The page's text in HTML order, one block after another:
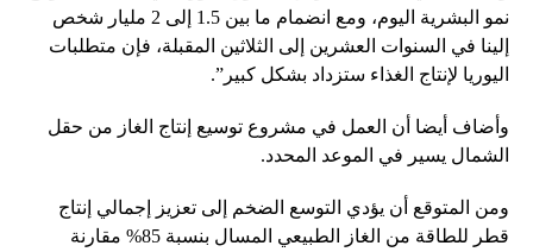
نمو البشرية اليوم، ومع انضمام ما بين 1.5 إلى 2 مليار شخص
إلينا في السنوات العشرين إلى الثلاثين المقبلة، فإن متطلبات
اليوريا لإنتاج الغذاء ستزداد بشكل كبير”.
وأضاف أيضا أن العمل في مشروع توسيع إنتاج الغاز من حقل
الشمال يسير في الموعد المحدد.
ومن المتوقع أن يؤدي التوسع الضخم إلى تعزيز إجمالي إنتاج
قطر للطاقة من الغاز الطبيعي المسال بنسبة 85% مقارنة